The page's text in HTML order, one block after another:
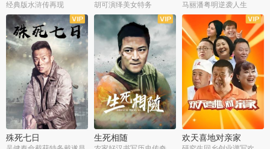
经典版水浒传再现 胡可演绎美女特务
马丽潘粤明逆袭人生
全34集
殊死七日
全21集
生死相随
全35集
欢天喜地对亲家